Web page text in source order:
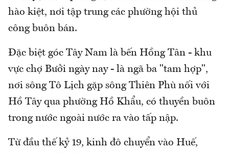
hào kiệt, nơi tập trung các phường hội thủ
công buôn bán.
Đặc biệt góc Tây Nam là bến Hồng Tân - khu
vực chợ Bưởi ngày nay - là ngã ba "tam hợp",
nơi sông Tô Lịch gặp sông Thiên Phù nối với
Hồ Tây qua phường Hồ Khẩu, có thuyền buôn
trong nước ngoài nước ra vào tấp nập.
Từ đầu thế kỷ 19, kinh đô chuyển vào Huế,